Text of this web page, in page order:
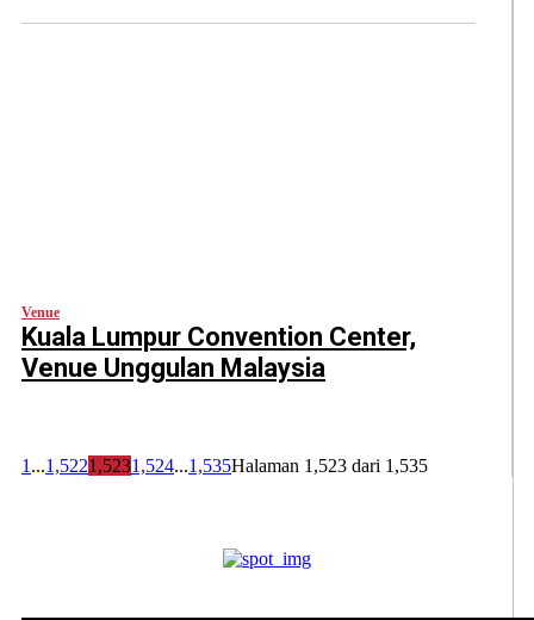
Venue
Kuala Lumpur Convention Center,
Venue Unggulan Malaysia
1 ...1,5221,5231,524...1,535Halaman 1,523 dari 1,535